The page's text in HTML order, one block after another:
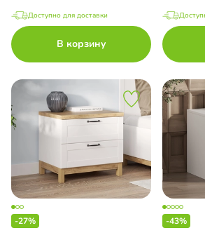
Доступно для доставки
В корзину
-27% -43%